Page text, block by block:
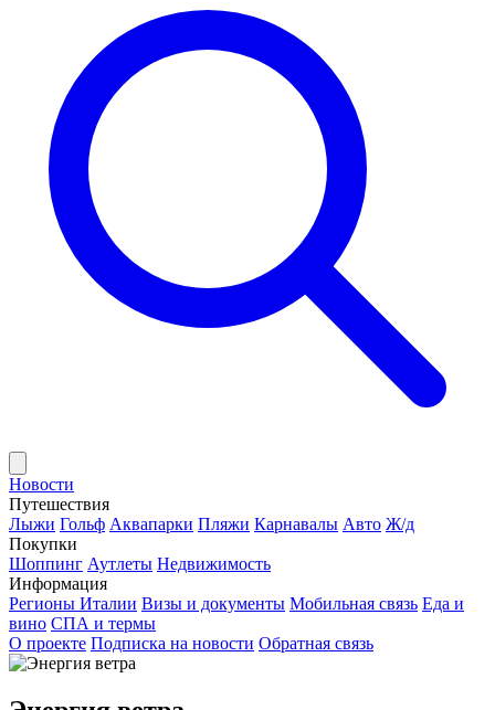
Новости
Путешествия
Лыжи Гольф Аквапарки Пляжи Карнавалы Авто Ж/д
Покупки
Шоппинг Аутлеты Недвижимость
Информация
Регионы Италии Визы и документы Мобильная связь Еда и
вино СПА и термы
О проекте Подписка на новости Обратная связь